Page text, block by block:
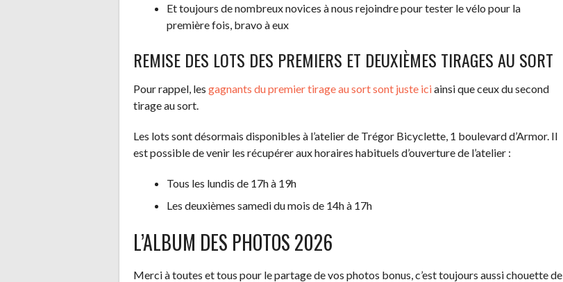
Et toujours de nombreux novices à nous rejoindre pour tester le vélo pour la
première fois, bravo à eux
REMISE DES LOTS DES PREMIERS ET DEUXIÈMES TIRAGES AU SORT
Pour rappel, les gagnants du premier tirage au sort sont juste iciainsi que ceux du second
tirage au sort.
Les lots sont désormais disponibles à l’atelier de Trégor Bicyclette, 1 boulevard d’Armor. Il
est possible de venir les récupérer aux horaires habituels d’ouverture de l’atelier :
Tous les lundis de 17h à 19h
Les deuxièmes samedi du mois de 14h à 17h
L’ALBUM DES PHOTOS 2026
Merci à toutes et tous pour le partage de vos photos bonus, c’est toujours aussi chouette de